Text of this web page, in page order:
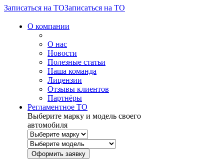
Записаться на ТОЗаписаться на ТО
О компании
О нас
Новости
Полезные статьи
Наша команда
Лицензии
Отзывы клиентов
Партнёры
Регламентное ТО
Выберите марку и модель своего
автомобиля